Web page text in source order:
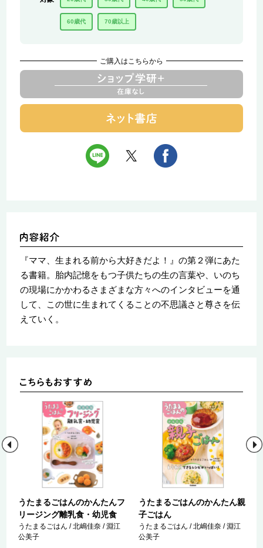
60歳代 70歳以上
ご購入はこちらから
『ママ、生まれる前から大好きだよ！』の第２弾にあた
る書籍。胎内記憶をもつ子供たちの生の言葉や、いのち
の現場にかかわるさまざまな方々へのインタビューを通
して、この世に生まれてくることの不思議さと尊さを伝
えていく。
うたまるごはんのかんたんフ
リージング離乳食・幼児食
うたまるごはん / 北嶋佳奈 / 淵江
公美子
うたまるごはんのかんたん親
子ごはん
うたまるごはん / 北嶋佳奈 / 淵江
公美子